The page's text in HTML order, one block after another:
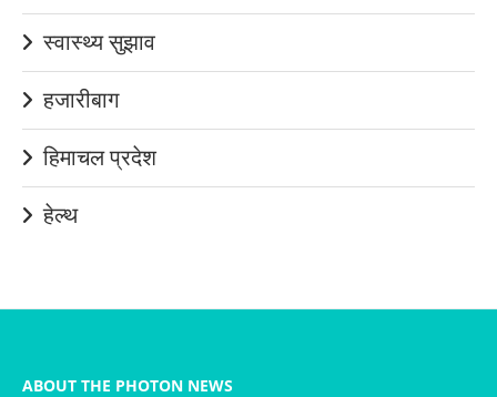
स्वास्थ्य सुझाव
हजारीबाग
हिमाचल प्रदेश
हेल्थ
ABOUT THE PHOTON NEWS